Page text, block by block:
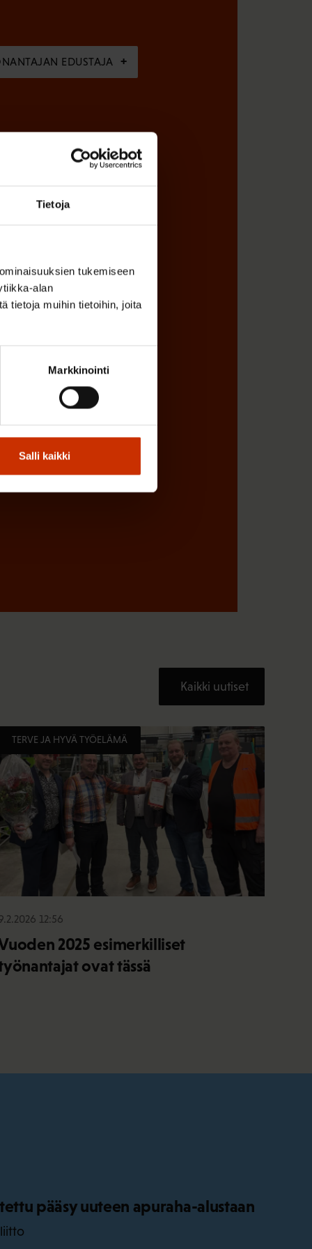
Tietoja
tukemiseen
alan
tietoja muihin tietoihin, joita
Markkinointi
Salli kaikki
EDUSTAJA
Kaikki uutiset
TERVE JA HYVÄ TYÖELÄMÄ
12:56
2025 esimerkilliset
ovat tässä
pääsy uuteen apuraha-alustaan